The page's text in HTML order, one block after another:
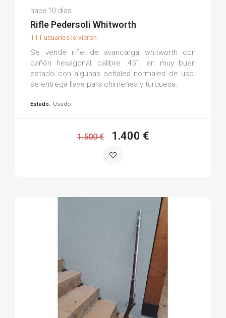
Diego L.
(0)
hace 10 días
Rifle Pedersoli Whitworth
111 usuarios lo vieron
Se vende rifle de avancarga whitworth con
cañón hexagonal, calibre .451. en muy buen
estado con algunas señales normales de uso.
se entrega llave para chimenea y turquesa.
Estado: Usado
1.500 € 1.400 €